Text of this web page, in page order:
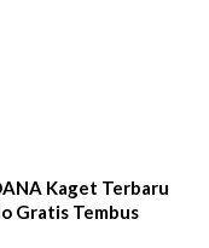
Kaget Terbaru
Gratis Tembus